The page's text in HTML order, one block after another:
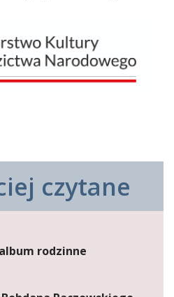
czytane
rodzinne